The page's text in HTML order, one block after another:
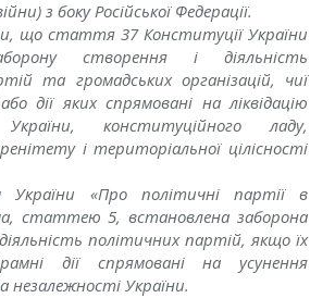
з боку Російської Федерації.
що стаття 37 Конституції України
створення і діяльність
та громадських організацій, чиї
дії яких спрямовані на ліквідацію
України, конституційного ладу,
і територіальної цілісності
України «Про політичні партії в
статтею 5, встановлена заборона
політичних партій, якщо їх
дії спрямовані на усунення
незалежності України.